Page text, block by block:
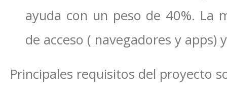
ayuda con un peso de 40%. La
de acceso ( navegadores y apps)
Principales requisitos del proyecto